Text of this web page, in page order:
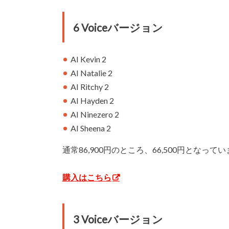
6 Voiceバージョン
AI Kevin 2
AI Natalie 2
AI Ritchy 2
AI Hayden 2
AI Ninezero 2
AI Sheena 2
通常86,900円のところ、66,500円となってい
購入はこちら
3 Voiceバージョン